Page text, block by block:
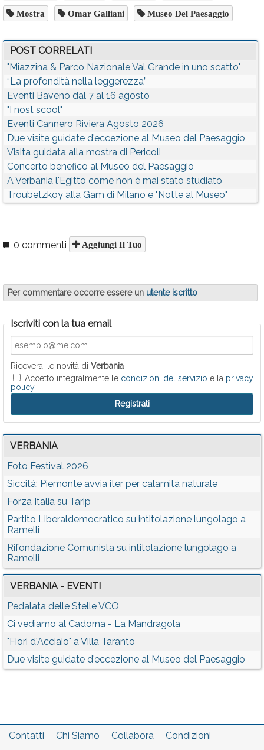
Mostra Omar Galliani Museo Del Paesaggio
POST CORRELATI
"Miazzina & Parco Nazionale Val Grande in uno scatto"
“La profondità nella leggerezza”
Eventi Baveno dal 7 al 16 agosto
"I nost scool"
Eventi Cannero Riviera Agosto 2026
Due visite guidate d'eccezione al Museo del Paesaggio
Visita guidata alla mostra di Pericoli
Concerto benefico al Museo del Paesaggio
A Verbania l'Egitto come non è mai stato studiato
Troubetzkoy alla Gam di Milano e "Notte al Museo"
0 commenti Aggiungi Il Tuo
Per commentare occorre essere un utente iscritto
Iscriviti con la tua email
Riceverai le novità di Verbania
Accetto integralmente le condizioni del servizio e la privacy
policy
VERBANIA
Foto Festival 2026
Siccità: Piemonte avvia iter per calamità naturale
Forza Italia su Tarip
Partito Liberaldemocratico su intitolazione lungolago a
Ramelli
Rifondazione Comunista su intitolazione lungolago a
Ramelli
VERBANIA - EVENTI
Pedalata delle Stelle VCO
Ci vediamo al Cadorna - La Mandragola
"Fiori d'Acciaio" a Villa Taranto
Due visite guidate d'eccezione al Museo del Paesaggio
Contatti Chi Siamo Collabora Condizioni